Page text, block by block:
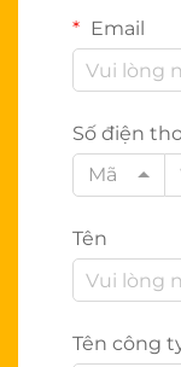
Email
Số điện
Mã
Tên
Tên công